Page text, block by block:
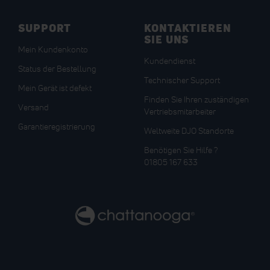
SUPPORT
Mein Kundenkonto
Status der Bestellung
Mein Gerät ist defekt
Versand
Garantieregistrierung
KONTAKTIEREN
SIE UNS
Kundendienst
Technischer Support
Finden Sie Ihren zuständigen
Vertriebsmitarbeiter
Weltweite DJO Standorte
Benötigen Sie Hilfe ?
01805 167 633